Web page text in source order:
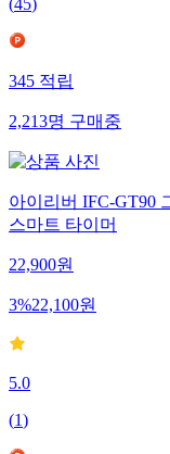
(45)
345적립
2,213명구매중
아이리버 IFC-GT90
스마트 타이머
22,900원
3%22,100원
5.0
(1)